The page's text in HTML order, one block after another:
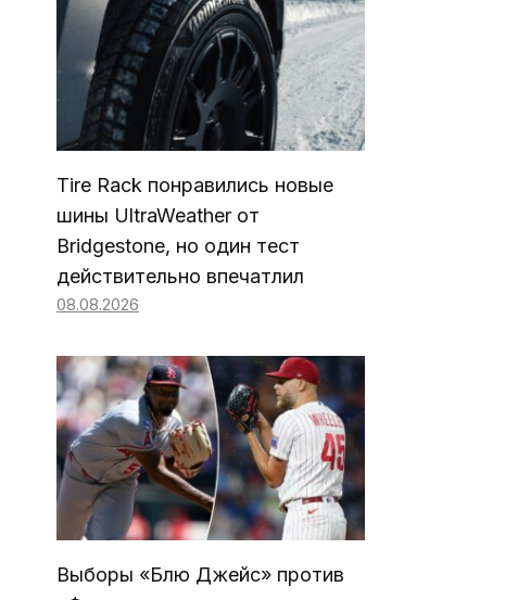
Tire Rack понравились новые
шины UltraWeather от
Bridgestone, но один тест
действительно впечатлил
08.08.2026
Выборы «Блю Джейс» против